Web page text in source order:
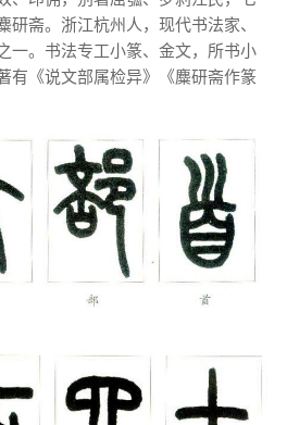
斋。浙江杭州人，现代书法家、
一。书法专工小篆、金文，所书小
有《说文部属检异》《麋研斋作篆